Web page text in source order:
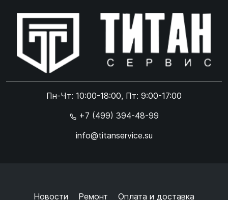
Пн-Чт: 10:00-18:00, Пт: 9:00-17:00
+7 (499) 394-48-99
info@titanservice.su
Новости Ремонт Оплата и доставка
Online чат
Online чат